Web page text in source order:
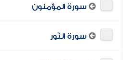
سورة المؤمنون
سورة النّور